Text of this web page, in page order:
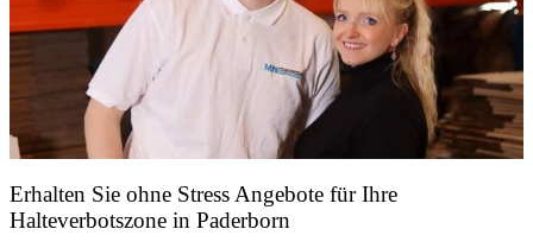
Erhalten Sie ohne Stress Angebote für Ihre
Halteverbotszone in Paderborn